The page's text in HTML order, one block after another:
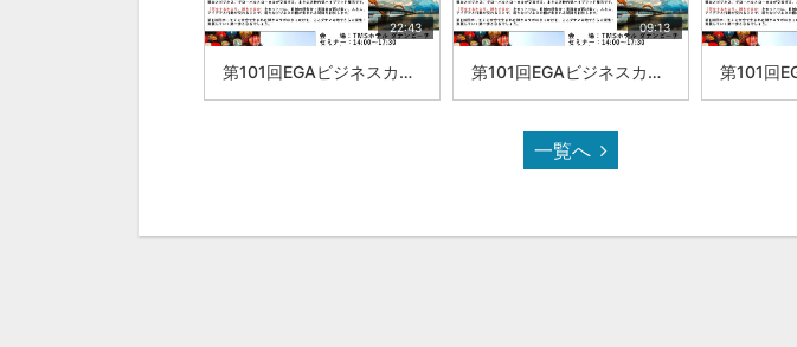
22:43
第101回EGAビジネスカンファレンスinダナンブルースギタリスト 髙谷 秀司
09:13
第101回EGAビジネスカンファレンスinダナン株式会社Fabbi ダナン支店長 LE HOANG TUAN ANH
一覧へ